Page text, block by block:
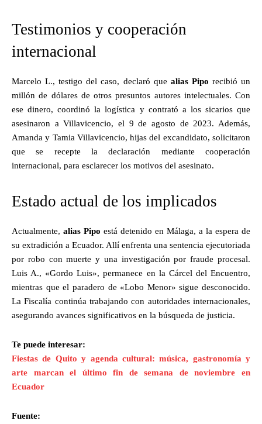
Testimonios y cooperación
internacional
Marcelo L., testigo del caso, declaró que alias Pipo recibió un
millón de dólares de otros presuntos autores intelectuales. Con
ese dinero, coordinó la logística y contrató a los sicarios que
asesinaron a Villavicencio, el 9 de agosto de 2023. Además,
Amanda y Tamia Villavicencio, hijas del excandidato, solicitaron
que se recepte la declaración mediante cooperación
internacional, para esclarecer los motivos del asesinato.
Estado actual de los implicados
Actualmente, alias Pipo está detenido en Málaga, a la espera de
su extradición a Ecuador. Allí enfrenta una sentencia ejecutoriada
por robo con muerte y una investigación por fraude procesal.
Luis A., «Gordo Luis», permanece en la Cárcel del Encuentro,
mientras que el paradero de «Lobo Menor» sigue desconocido.
La Fiscalía continúa trabajando con autoridades internacionales,
asegurando avances significativos en la búsqueda de justicia.
Te puede interesar:
Fiestas de Quito y agenda cultural: música, gastronomía y
arte marcan el último fin de semana de noviembre en
Ecuador
Fuente: